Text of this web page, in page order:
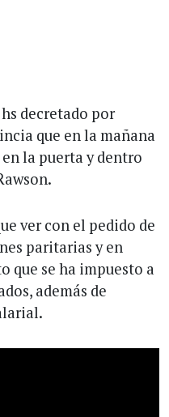
decretado por
que en la mañana
la puerta y dentro
ver con el pedido de
paritarias y en
que se ha impuesto a
además de